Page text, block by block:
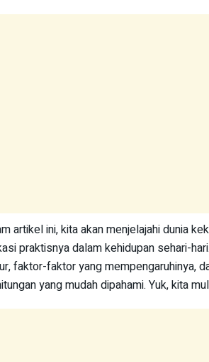
artikel ini, kita akan menjelajahi dunia
praktisnya dalam kehidupan sehari-
faktor-faktor yang mempengaruhinya,
yang mudah dipahami. Yuk, kita